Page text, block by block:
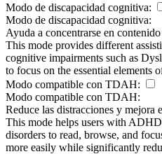
Modo de discapacidad cognitiva:
Modo de discapacidad cognitiva:
Ayuda a concentrarse en
This mode provides different
cognitive impairments such as
to focus on the essential elements
Modo compatible con TDAH:
Modo compatible con TDAH:
Reduce las distracciones y mejora
This mode helps users with
disorders to read, browse, and
more easily while significantly